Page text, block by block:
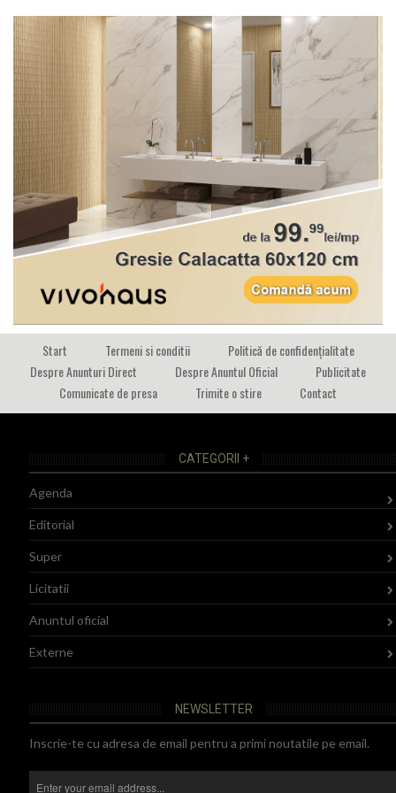
Start Termeni si conditii
Politică de confidențialitate
Despre Anunturi Direct
Despre Anuntul Oficial
Publicitate
Comunicate de presa
Trimite o stire Contact
CATEGORII +
Agenda
Editorial
Super
Licitatii
Anuntul oficial
Externe
NEWSLETTER
Inscrie-te cu adresa de email pentru a primi noutatile pe email.